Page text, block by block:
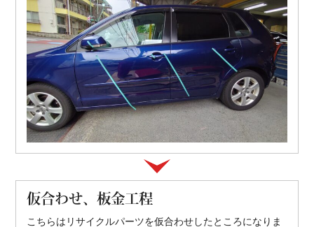
仮合わせ、板金工程
こちらはリサイクルパーツを仮合わせしたところになりま